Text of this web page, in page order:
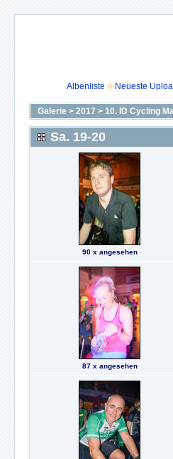
Albenliste
Neueste
Galerie > 2017 > 10. ID Cycling
Sa. 19-20
90 x angesehen
87 x angesehen